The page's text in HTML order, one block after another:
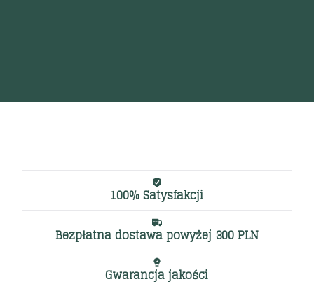
100% Satysfakcji
Bezpłatna dostawa powyżej 300 PLN
Gwarancja jakości